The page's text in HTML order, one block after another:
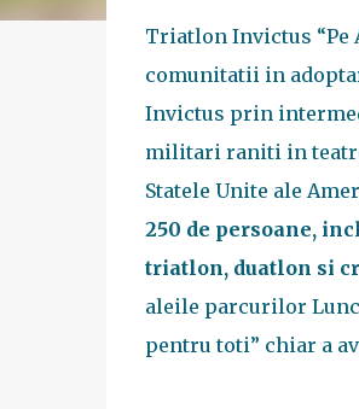
Triatlon Invictus “Pe
comunitatii in
Invictus prin
militari raniti in
Statele Unite ale
250 de persoane,
triatlon, duatlon si
aleile parcurilor
pentru toti” chiar a